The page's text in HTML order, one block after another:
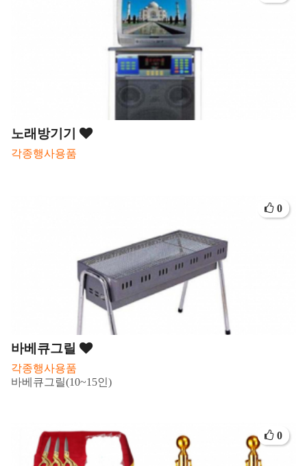
노래방기기
각종행사용품
바베큐그릴
각종행사용품
바베큐그릴(10~15인)
0
0